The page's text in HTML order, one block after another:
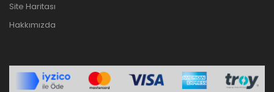
Site Haritası
Hakkımızda